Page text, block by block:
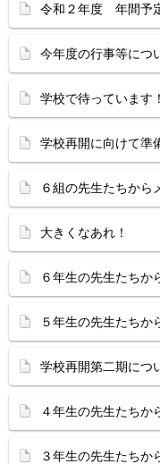
令和２年度 年間予
今年度の行事等につ
学校で待っています！
学校再開に向けて準
６組の先生たちか
大きくなあれ！
６年生の先生たち
５年生の先生たち
学校再開第二期につ
４年生の先生たち
３年生の先生たち